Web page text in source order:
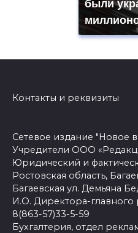
были
Контакты и реквизиты
Сетевое издание "Новое
Учредители ООО
Юридический и
Ростовская область,
Багаевская ул. Демьяна
И.О. Директора-
8(863-57)33-5-59
Бухгалтерия, отдел